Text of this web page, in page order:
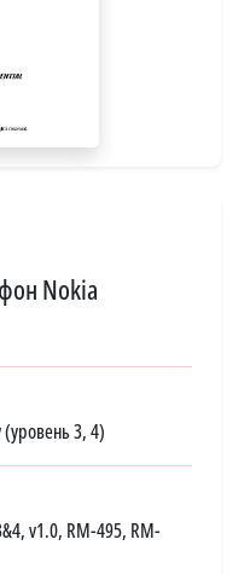
Nokia
(уровень 3, 4)
v1.0, RM-495, RM-